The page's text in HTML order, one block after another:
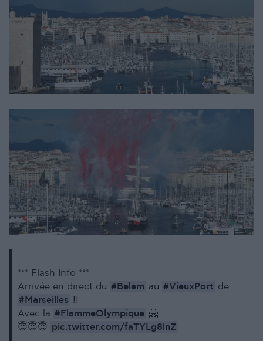
*** Flash Info ***
Arrivée en direct du #Belem au #VieuxPort de
#Marseilles !!
Avec la #FlammeOlympique 🤗
😇😇😇 pic.twitter.com/faTYLg8lnZ